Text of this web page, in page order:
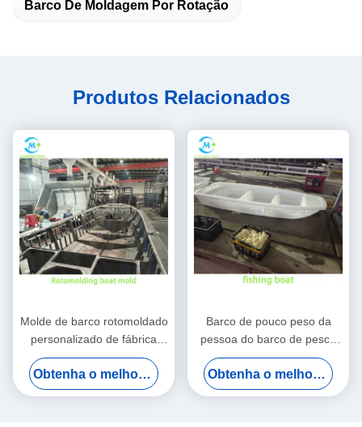
Barco De Moldagem Por Rotação
Produtos Relacionados
Molde de barco rotomoldado
personalizado de fábrica
SUNMORE para barco de
pesca de plástico HDPE
Obtenha o melhor preço
Barco de pouco peso da
pessoa do barco de pesca
LLDPE de 2m Rotomolded
para a cultura
aquática/inspeção do lago
Obtenha o melhor preço